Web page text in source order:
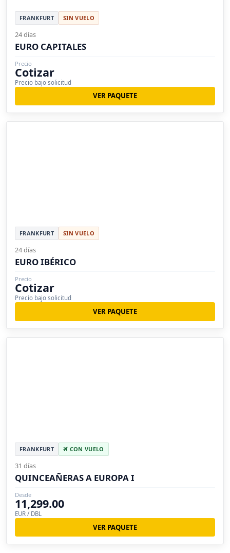
FRANKFURT SIN VUELO
24 días
EURO CAPITALES
Precio
Cotizar
Precio bajo solicitud
VER PAQUETE
FRANKFURT SIN VUELO
24 días
EURO IBÉRICO
Precio
Cotizar
Precio bajo solicitud
VER PAQUETE
FRANKFURT CON VUELO
31 días
QUINCEAÑERAS A EUROPA I
Desde
11,299.00
EUR / DBL
VER PAQUETE